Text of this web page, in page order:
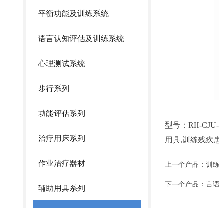
平衡功能及训练系统
语言认知评估及训练系统
心理测试系统
步行系列
功能评估系列
治疗用床系列
作业治疗器材
辅助用具系列
型号：RH-
用具,训练残疾
上一个产品： 训
下一个产品： 言